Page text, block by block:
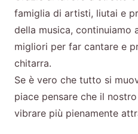
famiglia di artisti, liutai e
della musica, continuiamo
migliori per far cantare e
chitarra.
Se è vero che tutto si
piace pensare che il
vibrare più pienamente